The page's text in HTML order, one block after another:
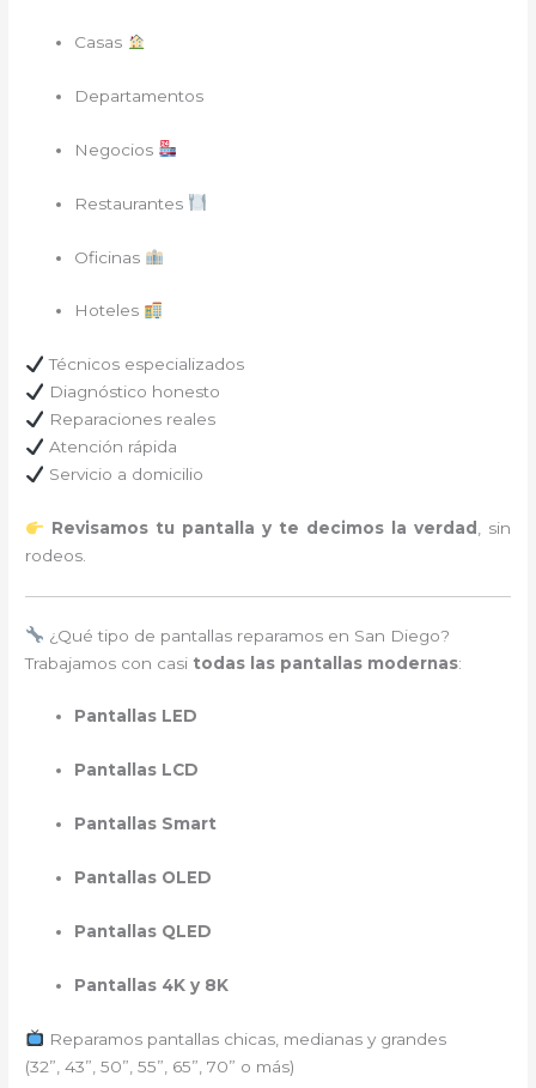
Casas
Departamentos
Negocios
Restaurantes
Oficinas
Hoteles
Técnicos especializados
Diagnóstico honesto
Reparaciones reales
Atención rápida
Servicio a domicilio
Revisamos tu pantalla y te decimos la verdad
, sin
rodeos.
¿Qué tipo de pantallas reparamos en San Diego?
Trabajamos con casi todas las pantallas modernas:
Pantallas LED
Pantallas LCD
Pantallas Smart
Pantallas OLED
Pantallas QLED
Pantallas 4K y 8K
Reparamos pantallas chicas, medianas y grandes
(32”, 43”, 50”, 55”, 65”, 70” o más)